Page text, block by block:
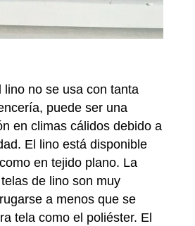
lino no se usa con tanta
puede ser una
en climas cálidos debido a
El lino está disponible
en tejido plano. La
de lino son muy
a menos que se
tela como el poliéster. El